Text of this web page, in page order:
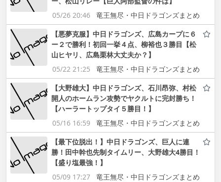
05/26 20:46
竜王無尽・中日ドラゴンズまとめ
【悪夢克服】中日ドラゴンズ、広島カープに６
ー２で勝利！初回一挙４点、柳裕也３勝目【松
山ヒヤリ、広島栗林大丈夫か？】
05/22 21:25
竜王無尽・中日ドラゴンズまとめ
【大野雄大】中日ドラゴンズ、石川昂弥、村松
開人のホームラン攻勢でヤクルトに完封勝ち！
【ハーラートップタイ５勝目！】
05/16 16:59
竜王無尽・中日ドラゴンズまとめ
【最下位脱出！】中日ドラゴンズ、巨人に連
勝！田中幹也先制タイムリー、大野雄大4勝目！
【盛り塩最強！】
05/09 17:27
竜王無尽・中日ドラゴンズまとめ